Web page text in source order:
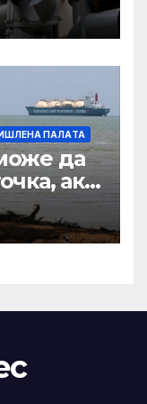
дело с
ПАЛAТА
да
ако